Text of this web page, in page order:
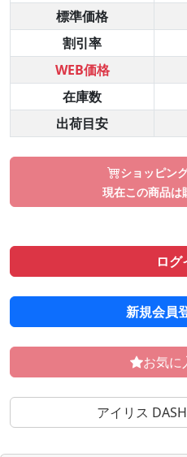
標準価格
割引率
WEB価格
在庫数
出荷目安
ショッピン
現在この商品は
ログ
新規会員
お気に
アイリス